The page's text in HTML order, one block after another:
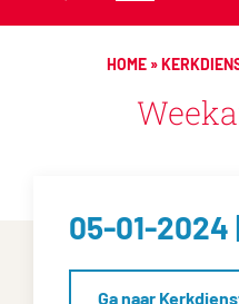
HOME »
05-01-2024
Ga naar